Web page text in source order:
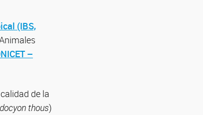
(IBS,
–
de la
thous)